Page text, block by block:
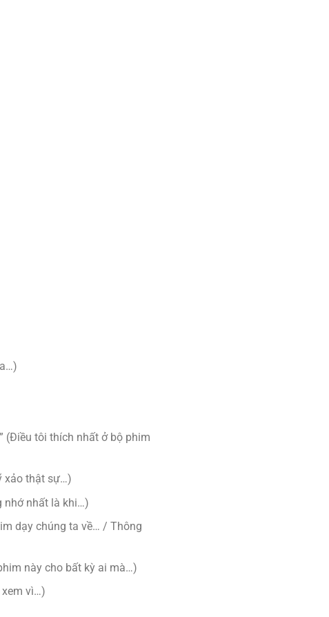
(Điều tôi thích nhất ở bộ phim
xảo thật sự…)
nhớ nhất là khi…)
dạy chúng ta về… / Thông
này cho bất kỳ ai mà…)
xem vì…)